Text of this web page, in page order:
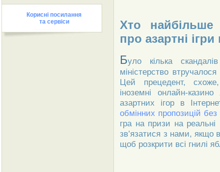
Кориснi посилання
та сервiси
Хто найбільше
про азартні ігри
Було кілька
міністерство
Цей прецедент, схоже,
іноземні онлайн-
азартних ігор в
обмінних пропозицій без
гра на призи на
зв’язатися з нами, якщо
щоб розкрити всі гнилі